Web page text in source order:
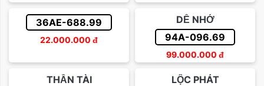
36AE-688.99
22.000.000 đ
DỄ NHỚ
94A-096.69
99.000.000 đ
THẦN TÀI
LỘC PHÁT